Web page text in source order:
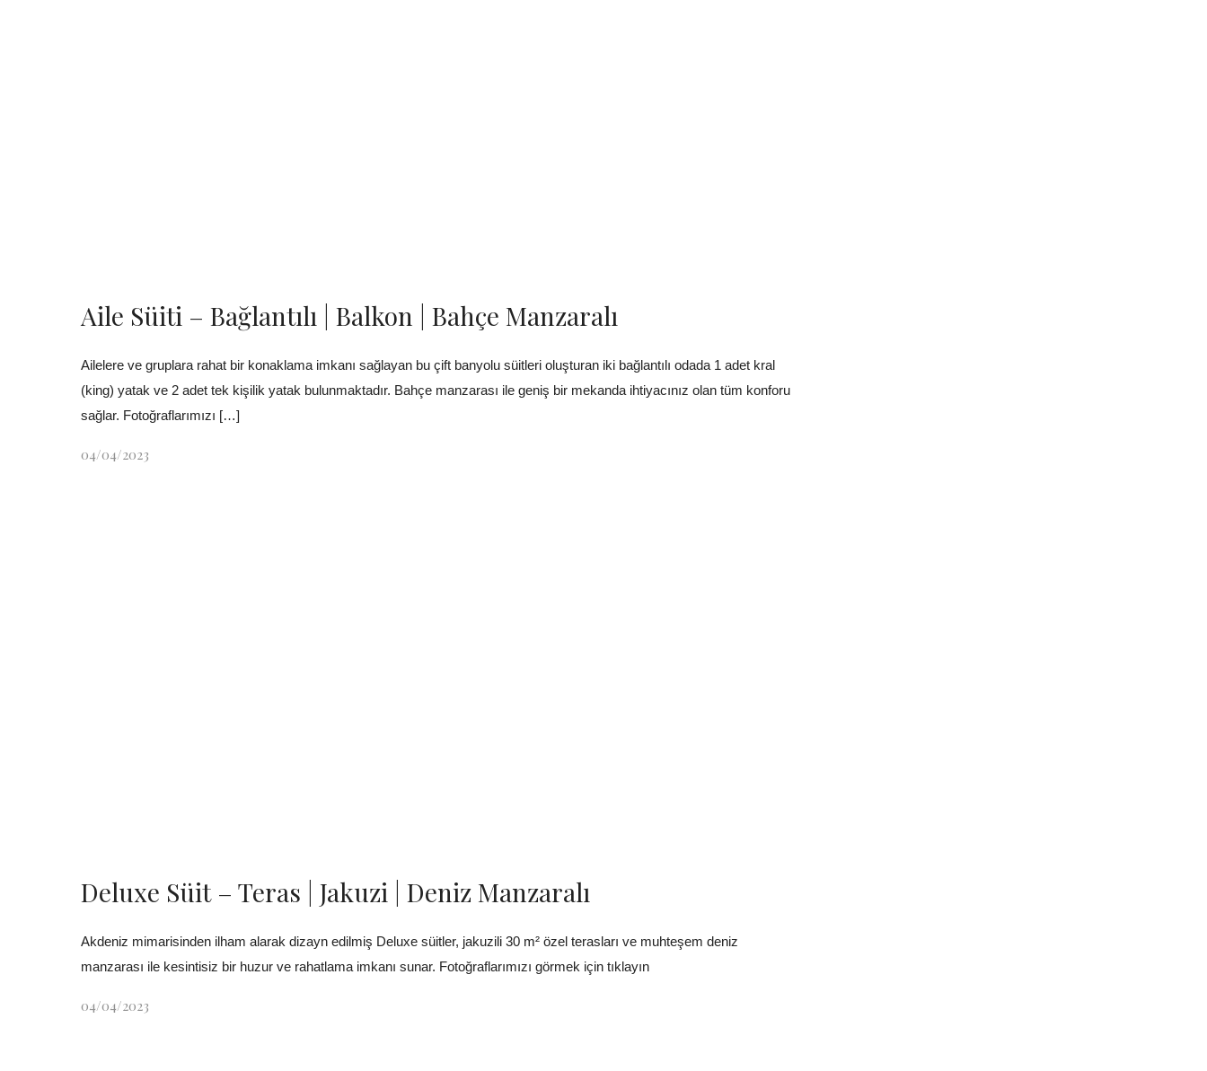
Aile Süiti – Bağlantılı | Balkon | Bahçe Manzaralı
Ailelere ve gruplara rahat bir konaklama imkanı sağlayan bu çift banyolu süitleri oluşturan iki bağlantılı odada 1 adet kral
(king) yatak ve 2 adet tek kişilik yatak bulunmaktadır. Bahçe manzarası ile geniş bir mekanda ihtiyacınız olan tüm konforu
sağlar. Fotoğraflarımızı […]
04/04/2023
Deluxe Süit – Teras | Jakuzi | Deniz Manzaralı
Akdeniz mimarisinden ilham alarak dizayn edilmiş Deluxe süitler, jakuzili 30 m² özel terasları ve muhteşem deniz
manzarası ile kesintisiz bir huzur ve rahatlama imkanı sunar. Fotoğraflarımızı görmek için tıklayın
04/04/2023